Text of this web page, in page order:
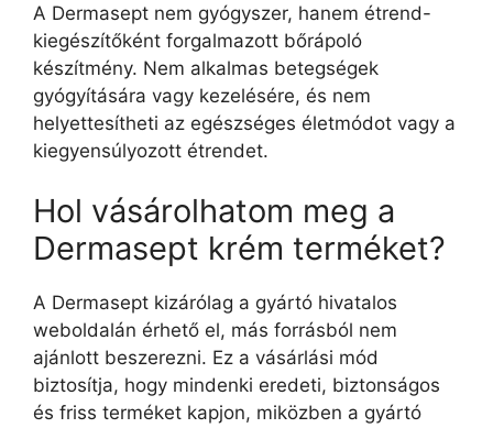
A Dermasept nem gyógyszer, hanem étrend-
kiegészítőként forgalmazott bőrápoló
készítmény. Nem alkalmas betegségek
gyógyítására vagy kezelésére, és nem
helyettesítheti az egészséges életmódot vagy a
kiegyensúlyozott étrendet.
Hol vásárolhatom meg a
Dermasept krém terméket?
A Dermasept kizárólag a gyártó hivatalos
weboldalán érhető el, más forrásból nem
ajánlott beszerezni. Ez a vásárlási mód
biztosítja, hogy mindenki eredeti, biztonságos
és friss terméket kapjon, miközben a gyártó